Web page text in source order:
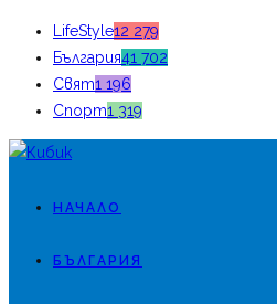
LifeStyle12 279
България41 702
Свят1 196
Спорт1 319
НАЧАЛО
БЪЛГАРИЯ